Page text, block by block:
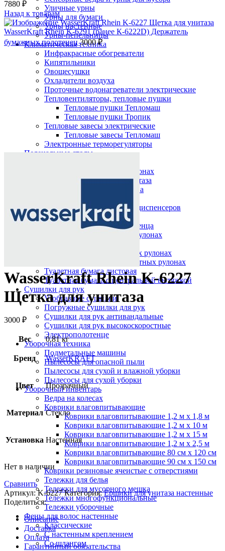
Уличные урны
Урны для бумаги
Урны настенные
Урны-пепельницы
Климатическая техника
Инфракрасные обогреватели
Кипятильники
Овощесушки
Охладители воздуха
Проточные водонагреватели электрические
Тепловентиляторы, тепловые пушки
Тепловые пушки Тепломаш
Тепловые пушки Тропик
Тепловые завесы электрические
Тепловые завесы Тепломаш
Электронные терморегуляторы
Пеленальные столы
Бумажные полотенца в рулонах
Бумажные сиденья для унитаза
Дезинфицирующие средства
Картриджи и баллоны для диспенсеров
освежителя воздуха
Листовые бумажные полотенца
Протирочный материал в рулонах
Туалетная бумага в больших рулонах
Туалетная бумага в стандартных рулонах
Туалетная бумага листовая
Туалетная бумага с центральной вытяжкой
Сушилки для рук
V-образные сушилки
Погружные сушилки для рук
Сушилки для рук антивандальные
Сушилки для рук высокоскоростные
Электрополотенце
Уборочная техника
Подметальные машины
Пылесосы для опасной пыли
Пылесосы для сухой и влажной уборки
Пылесосы для сухой уборки
Уборочный инвентарь
Ведра на колесах
Коврики влаговпитывающие
Коврики влаговпитывающие 1,2 м х 1,8 м
Коврики влаговпитывающие 1,2 м х 10 м
Коврики влаговпитывающие 1,2 м х 15 м
Коврики влаговпитывающие 1,2 м х 2,5 м
Коврики влаговпитывающие 80 см х 120 см
Коврики влаговпитывающие 90 см х 150 см
Коврики резиновые ячеистые с отверстиями
Тележки для белья
Тележки для мусорного мешка
Тележки многофункциональные
Тележки уборочные
Фены для волос настенные
Классические
С настенным креплением
Со шлангом
7880 ₽
Назад к товарам
WasserKraft Rhein K-6291 (ранее К-6222D) Держатель
бумажных полотенец3000₽
Нажмите, чтобы увеличить
WasserKraft Rhein K-6227
Щетка для унитаза
3000 ₽
Вес 0,81 кг
Бренд WasserKRAFT
Цвет Прозрачный
Материал Стекло
Установка Настенная
Нет в наличии
Сравнить
Артикул:K-6227Категория: Ершики для унитаза настенные
Поделиться:
Описание
Доставка
Оплата
Гарантийный обязательства